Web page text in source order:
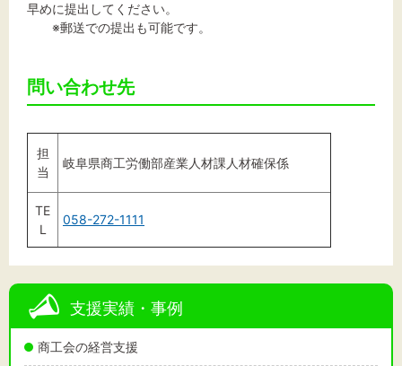
支援実績・事例
商工会の経営支援
早めに提出してください。
※郵送での提出も可能です。
問い合わせ先
担
当
岐阜県商工労働部産業人材課人材確保係
TE
L
058-272-1111